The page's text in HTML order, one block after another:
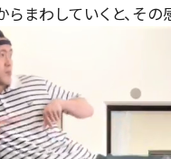
らまわしていくと、そ